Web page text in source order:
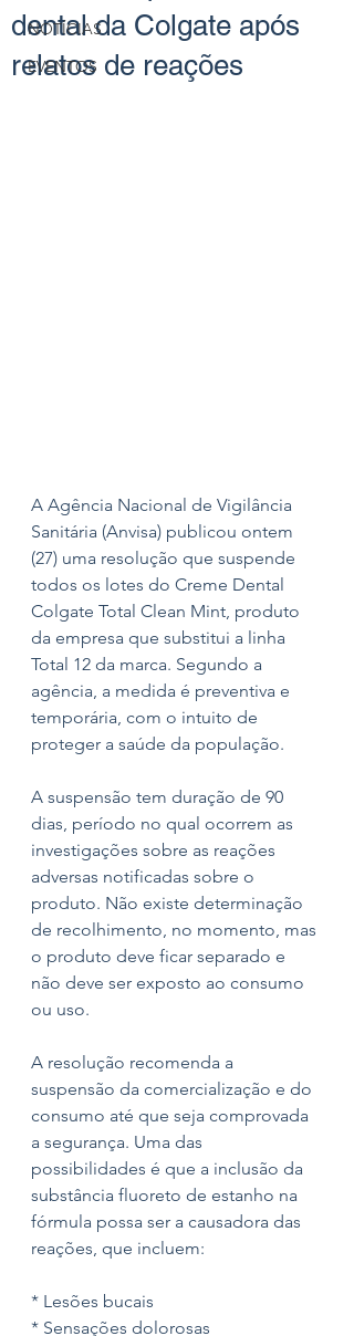
NOTÍCIAS
EVENTOS
dental da Colgate após
relatos de reações
A Agência Nacional de Vigilância
Sanitária (Anvisa) publicou ontem
(27) uma resolução que suspende
todos os lotes do Creme Dental
Colgate Total Clean Mint, produto
da empresa que substitui a linha
Total 12 da marca. Segundo a
agência, a medida é preventiva e
temporária, com o intuito de
proteger a saúde da população.
A suspensão tem duração de 90
dias, período no qual ocorrem as
investigações sobre as reações
adversas notificadas sobre o
produto. Não existe determinação
de recolhimento, no momento, mas
o produto deve ficar separado e
não deve ser exposto ao consumo
ou uso.
A resolução recomenda a
suspensão da comercialização e do
consumo até que seja comprovada
a segurança. Uma das
possibilidades é que a inclusão da
substância fluoreto de estanho na
fórmula possa ser a causadora das
reações, que incluem:
* Lesões bucais
* Sensações dolorosas